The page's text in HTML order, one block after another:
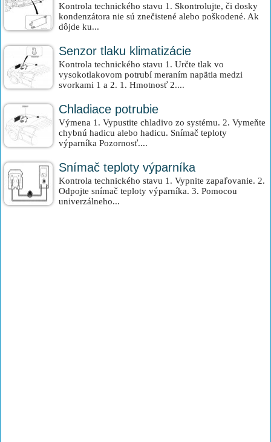
Kontrola technického stavu 1. Skontrolujte, či dosky
kondenzátora nie sú znečistené alebo poškodené. Ak
dôjde ku...
Senzor tlaku klimatizácie
Kontrola technického stavu 1. Určte tlak vo
vysokotlakovom potrubí meraním napätia medzi
svorkami 1 a 2. 1. Hmotnosť 2....
Chladiace potrubie
Výmena 1. Vypustite chladivo zo systému. 2. Vymeňte
chybnú hadicu alebo hadicu. Snímač teploty
výparníka Pozornosť....
Snímač teploty výparníka
Kontrola technického stavu 1. Vypnite zapaľovanie. 2.
Odpojte snímač teploty výparníka. 3. Pomocou
univerzálneho...